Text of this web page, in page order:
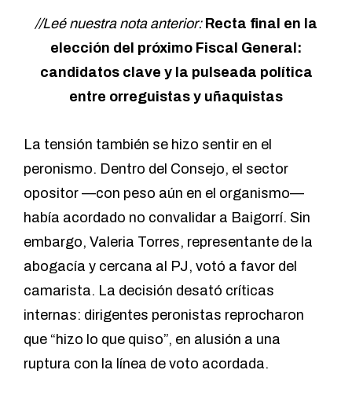
//Leé nuestra nota anterior: Recta final en la
elección del próximo Fiscal General:
candidatos clave y la pulseada política
entre orreguistas y uñaquistas
La tensión también se hizo sentir en el
peronismo. Dentro del Consejo, el sector
opositor —con peso aún en el organismo—
había acordado no convalidar a Baigorrí. Sin
embargo, Valeria Torres, representante de la
abogacía y cercana al PJ, votó a favor del
camarista. La decisión desató críticas
internas: dirigentes peronistas reprocharon
que “hizo lo que quiso”, en alusión a una
ruptura con la línea de voto acordada.